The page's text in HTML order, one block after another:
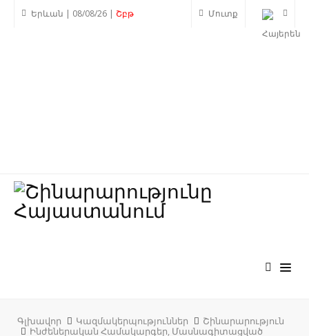
Մուտք
Երևան | 08/08/26 | Շբթ
Գլխավոր Կազմակերպություններ
Շինարարություն
Ինժեներական Համակարգեր, Մասնագիտացված